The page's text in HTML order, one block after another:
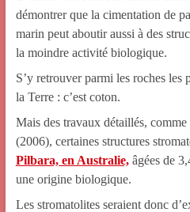
démontrer que la cimentation de
marin peut aboutir aussi à des
la moindre activité biologique.
S’y retrouver parmi les roches les
la Terre : c’est coton.
Mais des travaux détaillés,
(2006), certaines structures
Pilbara, en Australie,âgées de
une origine biologique.
Les stromatolites seraient donc